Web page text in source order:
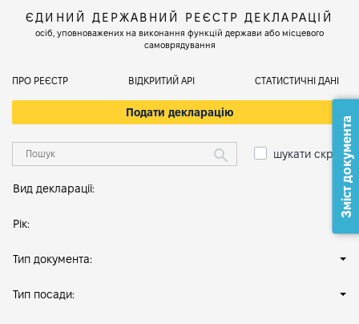
ЄДИНИЙ ДЕРЖАВНИЙ РЕЄСТР ДЕКЛАРАЦІЙ
осіб, уповноважених на виконання функцій держави або місцевого
самоврядування
ПРО РЕЄСТР ВІДКРИТИЙ АРІ СТАТИСТИЧНІ ДАНІ
Подати декларацію
шукати скрізь
Вид декларації:
Рік:
Тип документа:
Тип посади:
Зміст документа